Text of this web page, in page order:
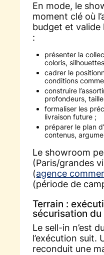
En mode, le
moment clé où
budget et valide
:
présenter la
coloris,
cadrer le
conditions
construire
profondeurs,
formaliser les
livraison future ;
préparer le plan
contenus,
Le showroom
(Paris/grandes
(agence
(période de
Terrain :
sécurisation du
Le sell-in n’est
l’exécution suit.
reconduit une